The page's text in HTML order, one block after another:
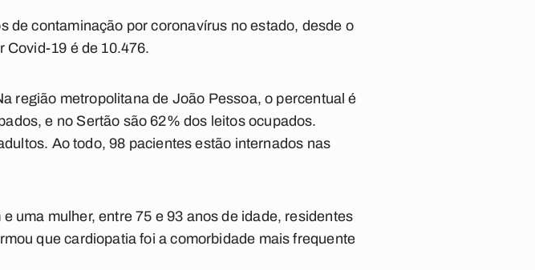
de contaminação por coronavírus no estado, desde o
Covid-19 é de 10.476.
região metropolitana de João Pessoa, o percentual é
e no Sertão são 62% dos leitos ocupados.
Ao todo, 98 pacientes estão internados nas
uma mulher, entre 75 e 93 anos de idade, residentes
que cardiopatia foi a comorbidade mais frequente